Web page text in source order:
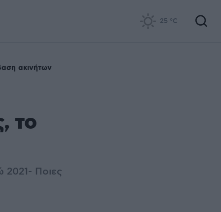
25 °C
ακινήτων
το
2021- Ποιες